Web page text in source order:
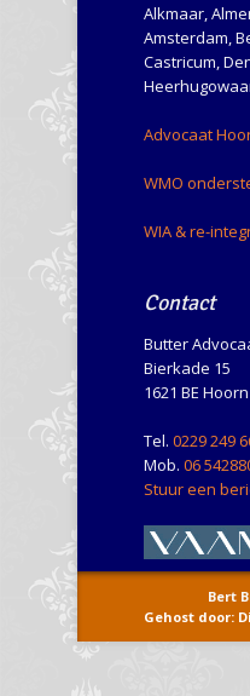
Alkmaar,
Amsterdam,
Castricum,
Advocaat
WMO
WIA & re-
Contact
Butter
Bierkade 15
1621 BE Hoorn
Tel. 0229 249
Mob. 06
Stuur een
Bert
Gehost door: